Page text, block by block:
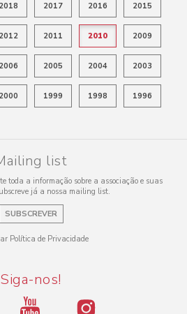
2018 2017 2016 2015
2012 2011 2010 2009
2006 2005 2004 2003
2000 1999 1998 1996
list
toda a informação sobre a associação e suas
já a nossa mailing list.
SUBSCREVER
Política de Privacidade
Siga-nos!